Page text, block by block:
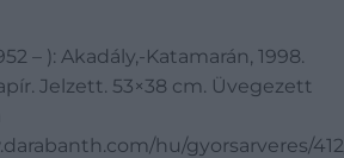
– ): Akadály,-Katamarán, 1998.
Jelzett. 53×38 cm. Üvegezett
hu/gyorsarveres/